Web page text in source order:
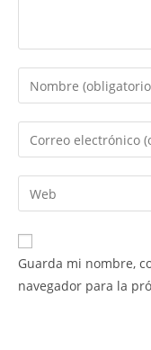
Guarda mi nombre,
navegador para la